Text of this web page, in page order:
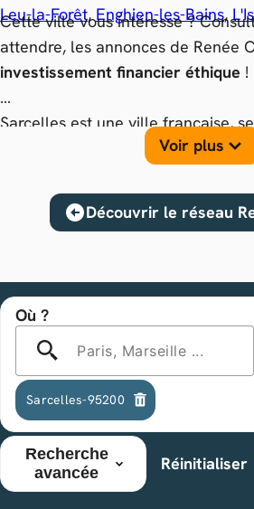
Leu-la-Forêt,Enghien-les-Bains,
Cette ville vous intéresse ?
attendre, les annonces de Renée
investissement financier éthique !
Sarcelles est une ville française,
département du Val-d'Oise et la
immobilier ou une nue-propriété
investissez dansun produit
Voir plus
Découvrir le réseau
Où ?
Paris, Marseille ...
Sarcelles-95200
Recherche
avancée
Réinitialiser